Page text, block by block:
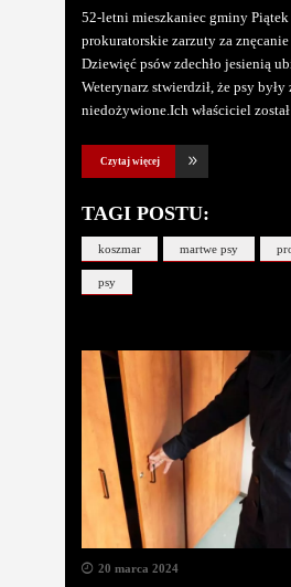
52-letni mieszkaniec gminy Piątek
prokuratorskie zarzuty za znęcanie
Dziewięć psów zdechło jesienią
Weterynarz stwierdził, że psy były
niedożywione.Ich właściciel
Czytaj więcej
TAGI POSTU:
koszmar martwe psy
psy
20 marca 2024